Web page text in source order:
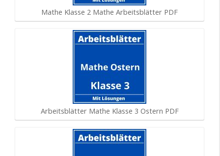
Mathe Klasse 2 Mathe Arbeitsblätter PDF
Arbeitsblätter Mathe Klasse 3 Ostern PDF